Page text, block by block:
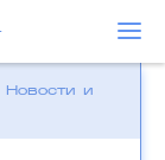
Новости и